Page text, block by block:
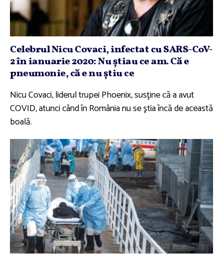
Celebrul Nicu Covaci, infectat cu SARS-CoV-
2 în ianuarie 2020: Nu ştiau ce am. Că e
pneumonie, că e nu ştiu ce
Nicu Covaci, liderul trupei Phoenix, susţine că a avut
COVID, atunci când în România nu se ştia încă de această
boală.